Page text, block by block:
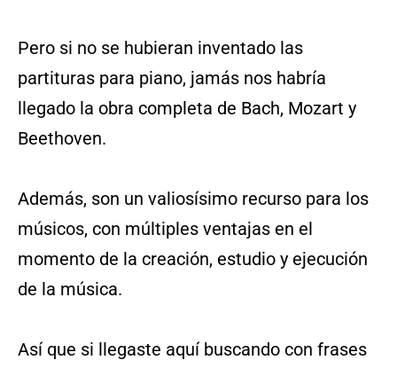
Pero si no se hubieran inventado las
partituras para piano, jamás nos habría
llegado la obra completa de Bach, Mozart y
Beethoven.
Además, son un valiosísimo recurso para los
músicos, con múltiples ventajas en el
momento de la creación, estudio y ejecución
de la música.
Así que si llegaste aquí buscando con frases